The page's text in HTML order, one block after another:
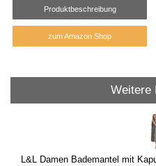
Produktbeschreibung
zum Amazon Shop
Weitere
L&L Damen Bademantel mit